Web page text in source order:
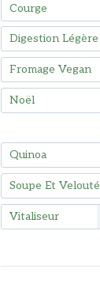
Courge
Digestion Légère
Fromage Vegan
Noël
Quinoa
Soupe Et Velouté
Vitaliseur